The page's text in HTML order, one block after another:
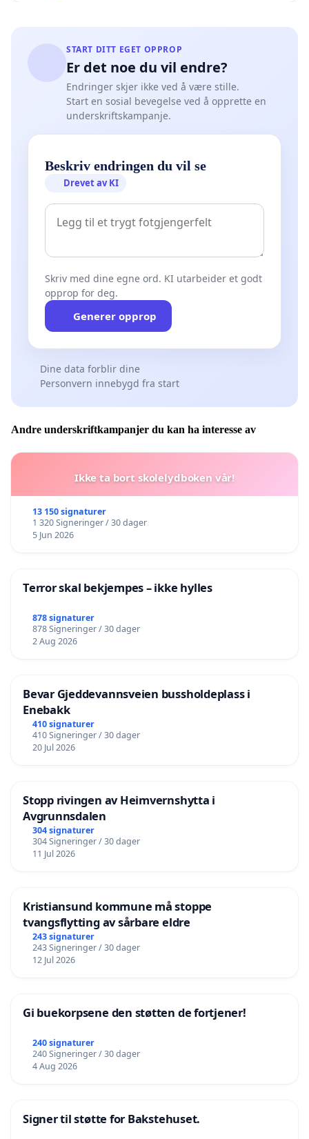
START DITT EGET OPPROP
Er det noe du vil endre?
Endringer skjer ikke ved å være stille.
Start en sosial bevegelse ved å opprette en
underskriftskampanje.
Beskriv endringen du vil se
Drevet av KI
Skriv med dine egne ord. KI utarbeider et godt
opprop for deg.
Generer opprop
Dine data forblir dine
Personvern innebygd fra start
Andre underskriftkampanjer du kan ha interesse av
Ikke ta bort skolelydboken vår!
13 150 signaturer
1 320 Signeringer / 30 dager
5 Jun 2026
Terror skal bekjempes – ikke hylles
878 signaturer
878 Signeringer / 30 dager
2 Aug 2026
Bevar Gjeddevannsveien bussholdeplass i
Enebakk
410 signaturer
410 Signeringer / 30 dager
20 Jul 2026
Stopp rivingen av Heimvernshytta i
Avgrunnsdalen
304 signaturer
304 Signeringer / 30 dager
11 Jul 2026
Kristiansund kommune må stoppe
tvangsflytting av sårbare eldre
243 signaturer
243 Signeringer / 30 dager
12 Jul 2026
Gi buekorpsene den støtten de fortjener!
240 signaturer
240 Signeringer / 30 dager
4 Aug 2026
Signer til støtte for Bakstehuset.